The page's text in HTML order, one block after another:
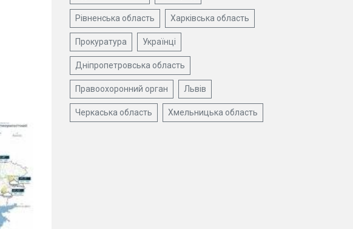
Рівненська область Харківська область
Прокуратура Українці
Дніпропетровська область
Правоохоронний орган Львів
Черкаська область Хмельницька область